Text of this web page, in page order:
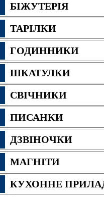
БІЖУТЕРІЯ
ТАРІЛКИ
ГОДИННИКИ
ШКАТУЛКИ
СВІЧНИКИ
ПИСАНКИ
ДЗВІНОЧКИ
МАГНІТИ
КУХОННЕ